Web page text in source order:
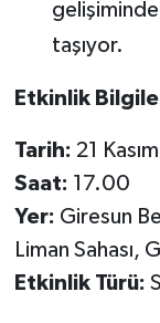
taşıyor.
Etkinlik
Tarih: 21
Saat: 17.00
Yer: Giresun
Liman Sahası,
Etkinlik Türü: